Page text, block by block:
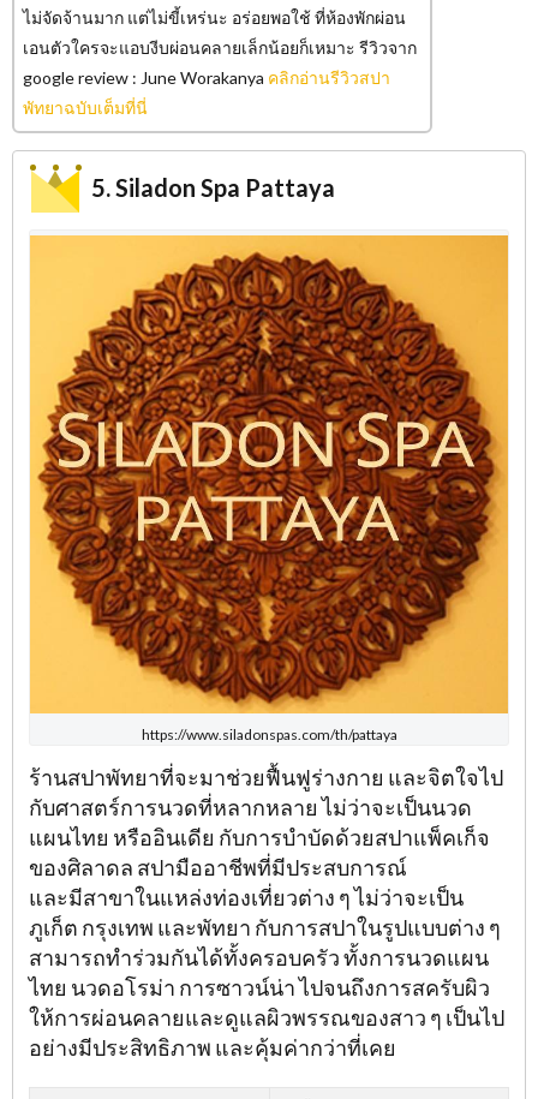
ไม่จัดจ้านมาก แต่ไม่ขี้เหร่นะ อร่อยพอใช้ ที่ห้องพักผ่อน
เอนตัวใครจะแอบงีบผ่อนคลายเล็กน้อยก็เหมาะ รีวิวจาก
google review : June Worakanya คลิกอ่านรีวิวสปา
พัทยาฉบับเต็มที่นี่
5. Siladon Spa Pattaya
https://www.siladonspas.com/th/pattaya
ร้านสปาพัทยาที่จะมาช่วยฟื้นฟูร่างกาย และจิตใจไป
กับศาสตร์การนวดที่หลากหลาย ไม่ว่าจะเป็นนวด
แผนไทย หรืออินเดีย กับการบำบัดด้วยสปาแพ็คเก็จ
ของศิลาดล สปามืออาชีพที่มีประสบการณ์
และมีสาขาในแหล่งท่องเที่ยวต่าง ๆ ไม่ว่าจะเป็น
ภูเก็ต กรุงเทพ และพัทยา กับการสปาในรูปแบบต่าง ๆ
สามารถทำร่วมกันได้ทั้งครอบครัว ทั้งการนวดแผน
ไทย นวดอโรม่า การซาวน์น่า ไปจนถึงการสครับผิว
ให้การผ่อนคลายและดูแลผิวพรรณของสาว ๆ เป็นไป
อย่างมีประสิทธิภาพ และคุ้มค่ากว่าที่เคย